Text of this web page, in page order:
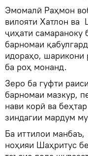
Эмомалӣ Раҳмон
вилояти Хатлон ва
ҷиҳати самараноку
барномаи
идораҳо, шарикони
ба роҳ монанд.
Зеро ба гуфти
барномаи мазкур,
нави корӣ ва
зиндагии мардум
Ба иттилои
ноҳияи Шаҳритус